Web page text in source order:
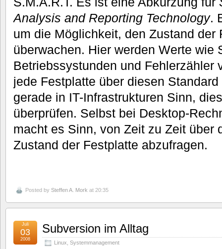
Analysis and Reporting Technology.
um die Möglichkeit, den Zustand der
überwachen. Hier werden Werte wie
Betriebssystunden und Fehlerzähler
jede Festplatte über diesen
gerade in IT-Infrastrukturen Sinn,
überprüfen. Selbst bei Desktop-
macht es Sinn, von Zeit zu Zeit über
Zustand der Festplatte abzufragen.
Posted by Steffen A. Mork at 20:35
Subversion im Alltag
Linux Systemmanagement
Juli
03
2008